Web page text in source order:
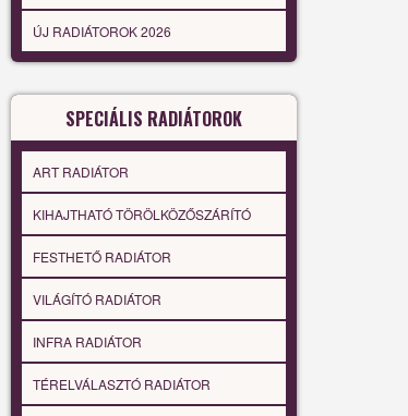
ÚJ RADIÁTOROK 2026
SPECIÁLIS RADIÁTOROK
ART RADIÁTOR
KIHAJTHATÓ TÖRÖLKÖZŐSZÁRÍTÓ
FESTHETŐ RADIÁTOR
VILÁGÍTÓ RADIÁTOR
INFRA RADIÁTOR
TÉRELVÁLASZTÓ RADIÁTOR